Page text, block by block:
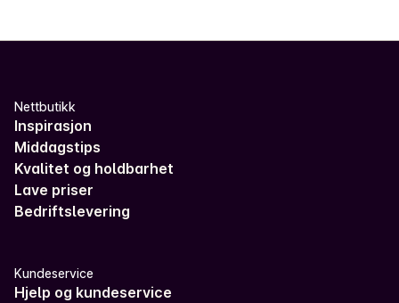
Nettbutikk
Inspirasjon
Middagstips
Kvalitet og holdbarhet
Lave priser
Bedriftslevering
Kundeservice
Hjelp og kundeservice